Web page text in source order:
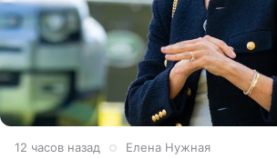
12 часов назад Елена Нужная